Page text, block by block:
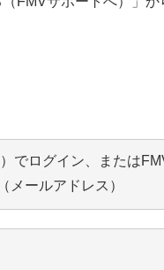
でログイン、または
メールアドレス）